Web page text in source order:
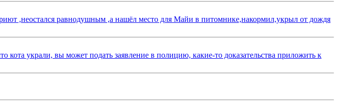
,неостался равнодушным ,а нашёл место для Майи в питомнике,накормил,укрыл от дождя
украли, вы может подать заявление в полицию, какие-то доказательства приложить к